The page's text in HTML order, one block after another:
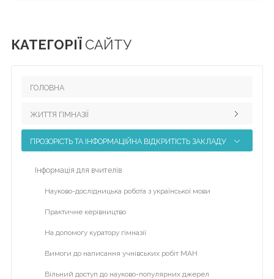
Життя
відкритість
Булінг
Контакти
КАТЕГОРІЇ САЙТУ
ГОЛОВНА
ЖИТТЯ ГІМНАЗІЇ
Педагогічний колектив
Науково-методична робота
Виховна робота
Міжнародне партнерство
Участь у міжнародних проектах
Програма eTwinning Plus
ПРОЗОРІСТЬ ТА ІНФОРМАЦІЙНА ВІДКРИТІСТЬ ЗАКЛАДУ
Інформація для вчителів
Науково-дослідницька робота з української мови
Практичне керівництво
На допомогу куратору гімназії
Вимоги до написання учнівських робіт МАН
Вільний доступ до науково-популярних джерел